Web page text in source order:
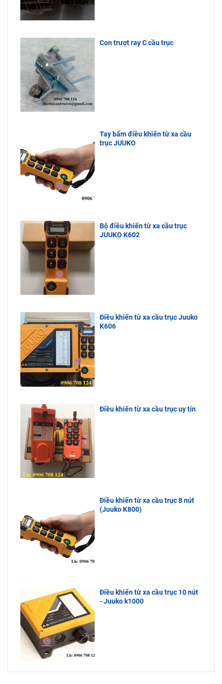
Con trượt ray C cầu trục
Tay bấm điều khiển từ xa cầu
trục JUUKO
Bộ điều khiển từ xa cầu trục
JUUKO K602
Điều khiển từ xa cầu trục Juuko
K606
Điều khiển từ xa cầu trục uy tín
Điều khiển từ xa cầu trục 8 nút
(Juuko K800)
Điều khiển từ xa cầu trục 10 nút
- Juuko k1000